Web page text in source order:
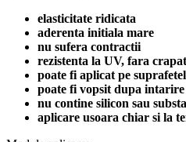
elasticitate ridicata
aderenta initiala mare
nu sufera contractii
rezistenta la UV, fara
poate fi aplicat pe
poate fi vopsit dupa intarire
nu contine silicon sau
aplicare usoara chiar si la